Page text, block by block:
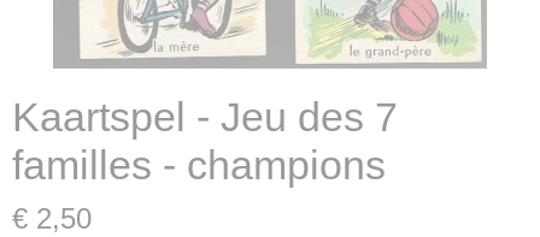
Kaartspel - Jeu des 7
familles - champions
€ 2,50